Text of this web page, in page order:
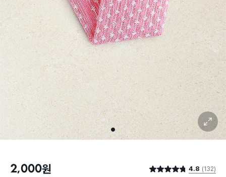
1
확대 보기
2,000원 별점 4.8점 4.8 (132)